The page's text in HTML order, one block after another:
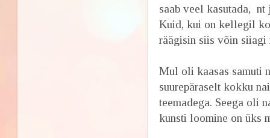
saab veel kasutada, nt
Kuid, kui on kellegil
räägisin siis võin siiagi
Mul oli kaasas samuti
suurepäraselt kokku
teemadega. Seega oli
kunsti loomine on üks